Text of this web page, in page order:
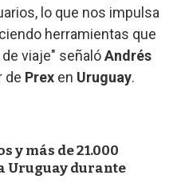
lo que nos impulsa
herramientas que
viaje" señalóAndrés
de Prex en Uruguay.
y más de 21.000
Uruguay durante